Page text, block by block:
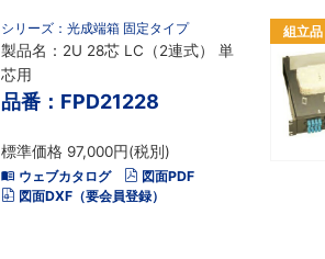
シリーズ：光成端箱 固定タイプ
製品名：2U 28芯 LC（2連式） 単
芯用
品番：FPD21228
標準価格 97,000円(税別)
ウェブカタログ
図面PDF
図面DXF（要会員登録）
組立品